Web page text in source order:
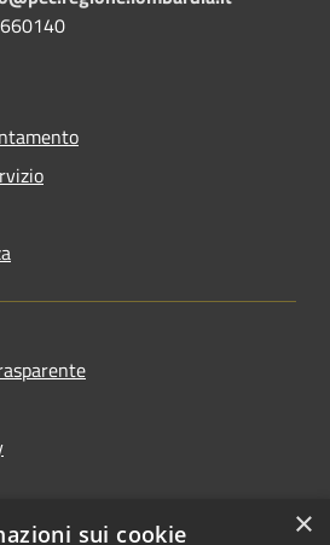
×
sui cookie